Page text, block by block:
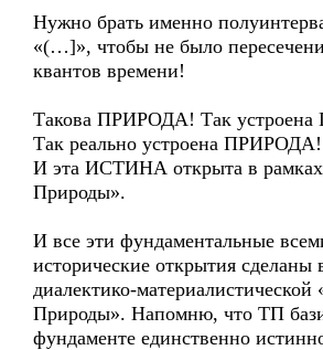
Нужно брать именно
«(…]», чтобы не было
квантов времени!
Такова ПРИРОДА! Так
Так реально устроена ПРИРОДА!
И эта ИСТИНА открыта в
Природы».
И все эти фундаментальные
исторические открытия сделаны
диалектико-материалистической
Природы». Напомню, что ТП
фундаменте единственно